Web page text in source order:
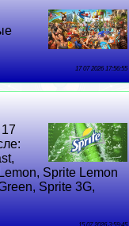
17 07 2026 17:56:55
Sprite Lemon
Sprite 3G,